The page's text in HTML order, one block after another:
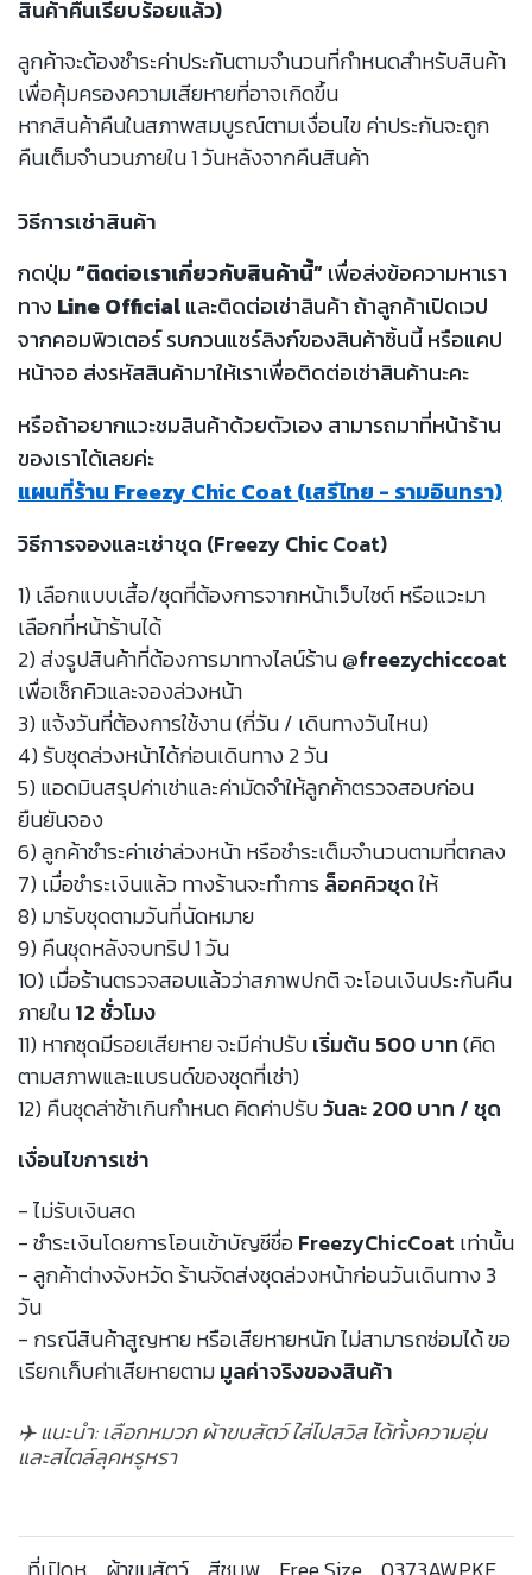
สินค้าคืนเรียบร้อยแล้ว)
ลูกค้าจะต้องชำระค่าประกันตามจำนวนที่กำหนดสำหรับสินค้า
เพื่อคุ้มครองความเสียหายที่อาจเกิดขึ้น
หากสินค้าคืนในสภาพสมบูรณ์ตามเงื่อนไข ค่าประกันจะถูก
คืนเต็มจำนวนภายใน 1 วันหลังจากคืนสินค้า
วิธีการเช่าสินค้า
กดปุ่ม“ติดต่อเราเกี่ยวกับสินค้านี้”เพื่อส่งข้อความหาเรา
ทาง Line Officialและติดต่อเช่าสินค้า ถ้าลูกค้าเปิดเวป
จากคอมพิวเตอร์ รบกวนแชร์ลิงก์ของสินค้าชิ้นนี้ หรือแคป
หน้าจอ ส่งรหัสสินค้ามาให้เราเพื่อติดต่อเช่าสินค้านะคะ
หรือถ้าอยากแวะชมสินค้าด้วยตัวเอง สามารถมาที่หน้าร้าน
ของเราได้เลยค่ะ
แผนที่ร้าน Freezy Chic Coat (เสรีไทย - รามอินทรา)
วิธีการจองและเช่าชุด (Freezy Chic Coat)
1) เลือกแบบเสื้อ/ชุดที่ต้องการจากหน้าเว็บไซต์ หรือแวะมา
เลือกที่หน้าร้านได้
2) ส่งรูปสินค้าที่ต้องการมาทางไลน์ร้าน@freezychiccoat
เพื่อเช็กคิวและจองล่วงหน้า
3) แจ้งวันที่ต้องการใช้งาน (กี่วัน / เดินทางวันไหน)
4) รับชุดล่วงหน้าได้ก่อนเดินทาง 2 วัน
5) แอดมินสรุปค่าเช่าและค่ามัดจำให้ลูกค้าตรวจสอบก่อน
ยืนยันจอง
6) ลูกค้าชำระค่าเช่าล่วงหน้า หรือชำระเต็มจำนวนตามที่ตกลง
7) เมื่อชำระเงินแล้ว ทางร้านจะทำการล็อคคิวชุดให้
8) มารับชุดตามวันที่นัดหมาย
9) คืนชุดหลังจบทริป 1 วัน
10) เมื่อร้านตรวจสอบแล้วว่าสภาพปกติ จะโอนเงินประกันคืน
ภายใน12 ชั่วโมง
11) หากชุดมีรอยเสียหาย จะมีค่าปรับเริ่มต้น 500 บาท(คิด
ตามสภาพและแบรนด์ของชุดที่เช่า)
12) คืนชุดล่าช้าเกินกำหนด คิดค่าปรับวันละ 200 บาท / ชุด
เงื่อนไขการเช่า
- ไม่รับเงินสด
- ชำระเงินโดยการโอนเข้าบัญชีชื่อFreezyChicCoat เท่านั้น
- ลูกค้าต่างจังหวัด ร้านจัดส่งชุดล่วงหน้าก่อนวันเดินทาง 3
วัน
- กรณีสินค้าสูญหาย หรือเสียหายหนัก ไม่สามารถซ่อมได้ ขอ
เรียกเก็บค่าเสียหายตามมูลค่าจริงของสินค้า
✈️ แนะนำ: เลือกหมวก ผ้าขนสัตว์ ใส่ไปสวิส ได้ทั้งความอุ่น
และสไตล์ลุคหรูหรา